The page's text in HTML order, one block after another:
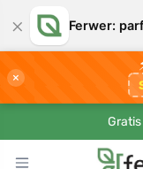
× Ferwer:
×